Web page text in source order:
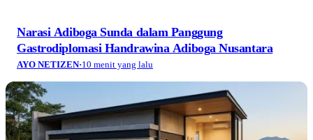
Narasi Adiboga Sunda dalam Panggung
Gastrodiplomasi Handrawina Adiboga Nusantara
AYO NETIZEN·10 menit yang lalu